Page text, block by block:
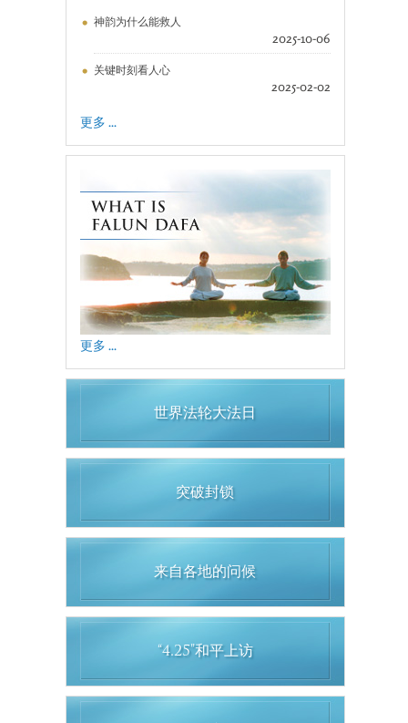
神韵为什么能救人
2025-10-06
关键时刻看人心
2025-02-02
更多 ...
更多 ...
世界法轮大法日
突破封锁
来自各地的问候
“4.25”和平上访